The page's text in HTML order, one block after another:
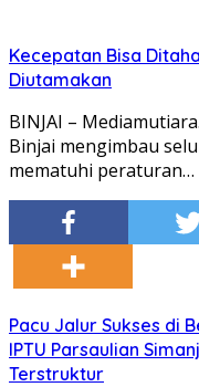
Kecepatan Bisa
Diutamakan
BINJAI –
Binjai mengimbau
mematuhi peraturan…
Pacu Jalur Sukses di
IPTU Parsaulian
Terstruktur